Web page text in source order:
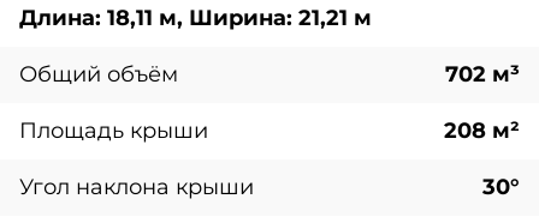
Длина: 18,11 м, Ширина: 21,21 м
Общий объём 702 м³
Площадь крыши 208 м²
Угол наклона крыши 30°